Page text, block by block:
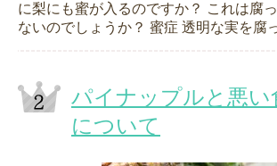
に梨にも蜜が入るのですか？ これは腐
ないのでしょうか？ 蜜症 透明な実を腐
パイナップルと悪い
について